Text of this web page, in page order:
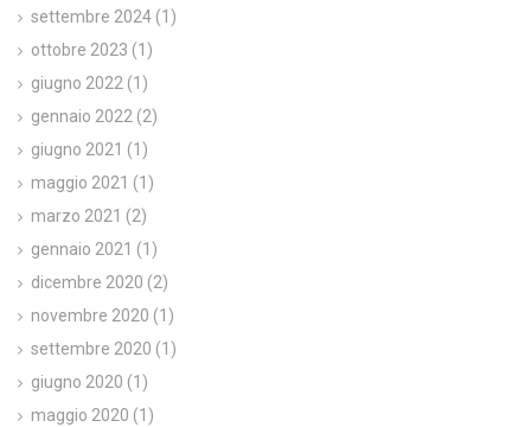
settembre 2024 (1)
ottobre 2023 (1)
giugno 2022 (1)
gennaio 2022 (2)
giugno 2021 (1)
maggio 2021 (1)
marzo 2021 (2)
gennaio 2021 (1)
dicembre 2020 (2)
novembre 2020 (1)
settembre 2020 (1)
giugno 2020 (1)
maggio 2020 (1)